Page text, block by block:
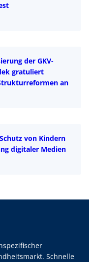
der GKV-
gratuliert
an
von Kindern
digitaler Medien
Schnelle